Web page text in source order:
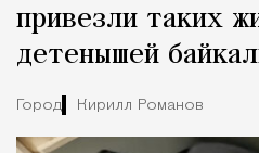
привезли таких
детенышей
Город Кирилл Романов